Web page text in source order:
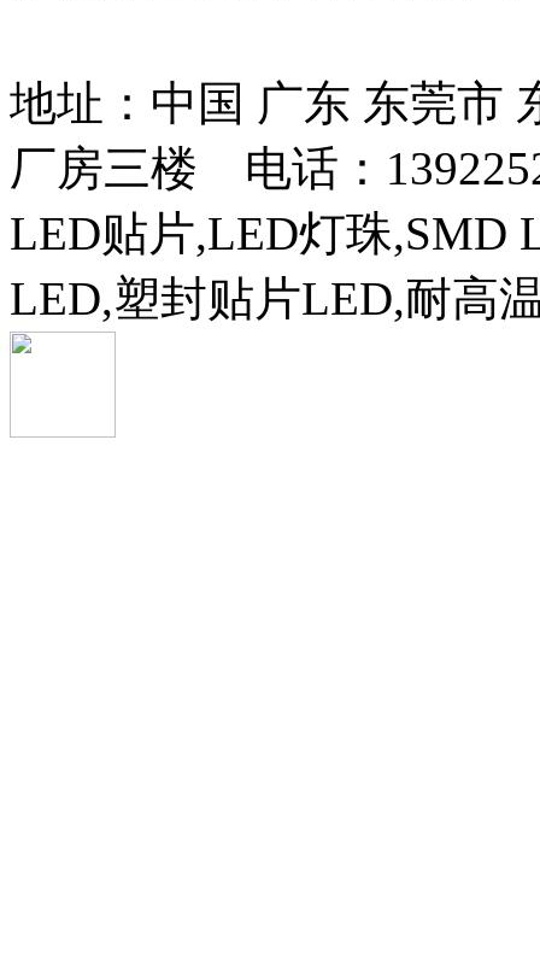
地址：中国 广东 东莞市
厂房三楼 电话：
LED贴片,LED灯珠,SMD
LED,塑封贴片LED,耐